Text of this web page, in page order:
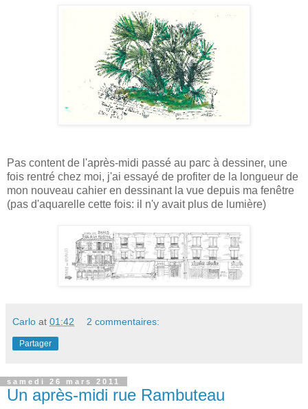
Pas content de l'après-midi passé au parc à dessiner, une
fois rentré chez moi, j'ai essayé de profiter de la longueur de
mon nouveau cahier en dessinant la vue depuis ma fenêtre
(pas d'aquarelle cette fois: il n'y avait plus de lumière)
Carlo at 01:42 2 commentaires:
Partager
samedi 26 mars 2011
Un après-midi rue Rambuteau